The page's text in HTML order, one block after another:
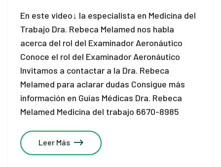
En este video↓ la especialista en Medicina del
Trabajo Dra. Rebeca Melamed nos habla
acerca del rol del Examinador Aeronáutico
Conoce el rol del Examinador Aeronáutico
Invitamos a contactar a la Dra. Rebeca
Melamed para aclarar dudas Consigue más
información en Guías Médicas Dra. Rebeca
Melamed Medicina del trabajo 6670-8985
Leer Más